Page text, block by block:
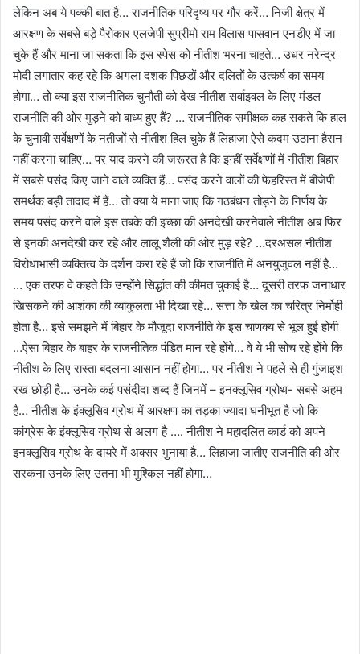
लेकिन अब ये पक्की बात है… राजनीतिक परिदृष्य पर गौर करें… निजी क्षेत्र में
आरक्षण के सबसे बड़े पैरोकार एलजेपी सुप्रीमो राम विलास पासवान एनडीए में जा
चुके हैं और माना जा सकता कि इस स्पेस को नीतीश भरना चाहते… उधर नरेन्द्र
मोदी लगातार कह रहे कि अगला दशक पिछड़ों और दलितों के उत्कर्ष का समय
होगा… तो क्या इस राजनीतिक चुनौती को देख नीतीश सर्वाइवल के लिए मंडल
राजनीति की ओर मुड़ने को बाध्य हुए हैं? … राजनीतिक समीक्षक कह सकते कि हाल
के चुनावी सर्वेक्षणों के नतीजों से नीतीश हिल चुके हैं लिहाजा ऐसे कदम उठाना हैरान
नहीं करना चाहिए… पर याद करने की जरूरत है कि इन्हीं सर्वेक्षणों में नीतीश बिहार
में सबसे पसंद किए जाने वाले व्यक्ति हैं… पसंद करने वालों की फेहरिस्त में बीजेपी
समर्थक बड़ी तादाद में हैं… तो क्या ये माना जाए कि गठबंधन तोड़ने के निर्णय के
समय पसंद करने वाले इस तबके की इच्छा की अनदेखी करनेवाले नीतीश अब फिर
से इनकी अनदेखी कर रहे और लालू शैली की ओर मुड़ रहे? …दरअसल नीतीश
विरोधाभासी व्यक्तित्व के दर्शन करा रहे हैं जो कि राजनीति में अनयुजुवल नहीं है…
… एक तरफ वे कहते कि उन्होंने सिद्धांत की कीमत चुकाई है… दूसरी तरफ जनाधार
खिसकने की आशंका की व्याकुलता भी दिखा रहे… सत्ता के खेल का चरित्र निर्मोही
होता है… इसे समझने में बिहार के मौजूदा राजनीति के इस चाणक्य से भूल हुई होगी
…ऐसा बिहार के बाहर के राजनीतिक पंडित मान रहे होंगे… वे ये भी सोच रहे होंगे कि
नीतीश के लिए रास्ता बदलना आसान नहीं होगा… पर नीतीश ने पहले से ही गुंजाइश
रख छोड़ी है… उनके कई पसंदीदा शब्द हैं जिनमें – इनक्लूसिव ग्रोथ- सबसे अहम
है… नीतीश के इंक्लूसिव ग्रोथ में आरक्षण का तड़का ज्यादा घनीभूत है जो कि
कांग्रेस के इंक्लूसिव ग्रोथ से अलग है …. नीतीश ने महादलित कार्ड को अपने
इनक्लूसिव ग्रोथ के दायरे में अक्सर भुनाया है… लिहाजा जातीए राजनीति की ओर
सरकना उनके लिए उतना भी मुश्किल नहीं होगा…